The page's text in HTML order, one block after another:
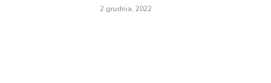
2 grudnia, 2022